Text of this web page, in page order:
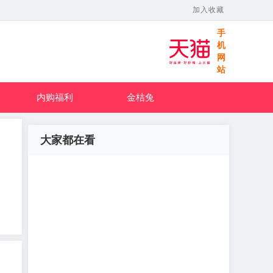
加入收藏
手
机
网
站
内购福利 金桔兔
大家都在看